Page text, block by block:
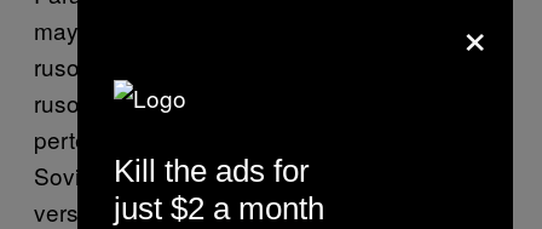
mayor rareza de este álbum. Un tema en
ruso, compuesto por el cantante coreano-
ruso Viktor Tsoi, famoso por su banda Kino,
perteneciente a la onda post punk ochentera
Sovietica. Tras un arreglo basado en la
versión balcánica de «Zdob și Zdub»,
×
Kill the ads for
just $2 a month